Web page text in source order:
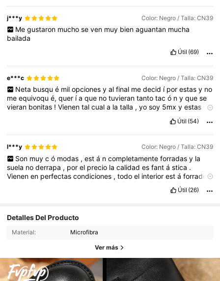
j***y Color: Negro / Talla: CN39
Me gustaron mucho se ven muy bien aguantan mucha
bailada
Útil (69)
e***c Color: Negro / Talla: CN39
Neta busqu é mil opciones y al final me decid í por estas y no
meequivoqué,quer íaque notuvierantantotacó nyquese
vieran bonitas !Vienentalcuala latalla ,yosoy 5mxyestas
10
Útil (54)
l***y Color: Negro / Talla: CN39
Son muy c ó modas , est á n completamente forradas y la
suela noderrapa , porel precio lacalidadesfantástica .
Vienenen perfectascondiciones ,todoel interiorestáforradoy
recomiendo
coloresperfecto
Útil (26)
Detalles Del Producto
Material: Microfibra
Ver más